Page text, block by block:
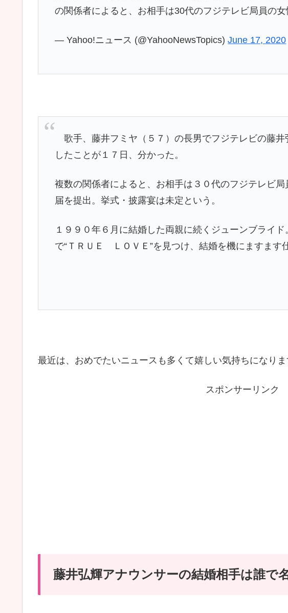
の関係者によると、お相手は30代のフジテレビ局員の女
— Yahoo!ニュース (@YahooNewsTopics)June 17, 2020
歌手、藤井フミヤ（５７）の長男でフジテレビの藤
したことが１７日、分かった。
複数の関係者によると、お相手は３０代のフジテレビ
届を提出。挙式・披露宴は未定という。
１９９０年６月に結婚した両親に続くジューンブライ
で“ＴＲＵＥ ＬＯＶＥ”を見つけ、結婚を機にますます
最近は、おめでたいニュースも多くて嬉しい気持ちになりま
スポンサーリンク
藤井弘輝アナウンサーの結婚相手は誰で